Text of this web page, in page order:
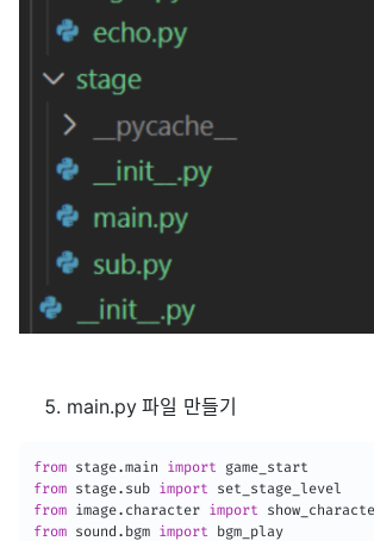
main.py 파일 만들기
from stage.main import
from stage. sub import
from image. character import
from sound . bgm import bgm_play